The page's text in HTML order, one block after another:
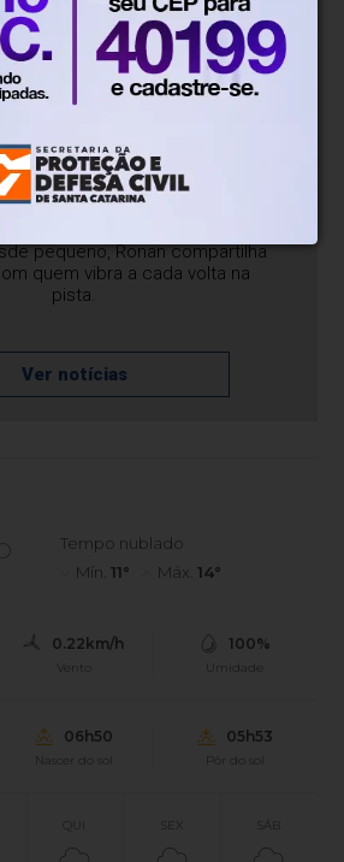
o blog/coluna
de perto as principais
Com olhar atento e opinião
coluna no AJ Notícias trazendo
curiosidades e os grandes
pequeno, Ronan compartilha
quem vibra a cada volta na
pista.
Ver notícias
Tempo nublado
Mín. 11° Máx. 14°
0.22km/h
Vento
100%
Umidade
06h50
Nascer do sol
05h53
Pôr do sol
SEX SÁB